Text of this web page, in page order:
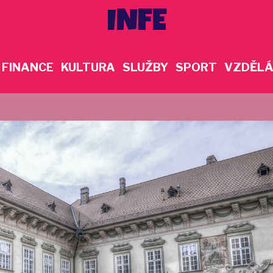
INFE
FINANCE KULTURA SLUŽBY SPORT